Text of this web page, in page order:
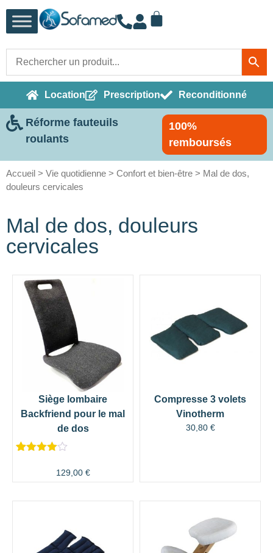
Location Prescription Reconditionné
Réforme fauteuils
roulants
100%
remboursés
Accueil > Vie quotidienne > Confort et bien-être > Mal de dos,
douleurs cervicales
Mal de dos, douleurs
cervicales
Siège lombaire
Backfriend pour le mal
de dos
basé sur
client
129,00 €
Compresse 3 volets
Vinotherm
30,80 €